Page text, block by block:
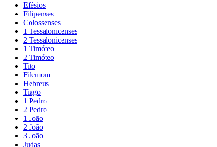
Efésios
Filipenses
Colossenses
1 Tessalonicenses
2 Tessalonicenses
1 Timóteo
2 Timóteo
Tito
Filemom
Hebreus
Tiago
1 Pedro
2 Pedro
1 João
2 João
3 João
Judas